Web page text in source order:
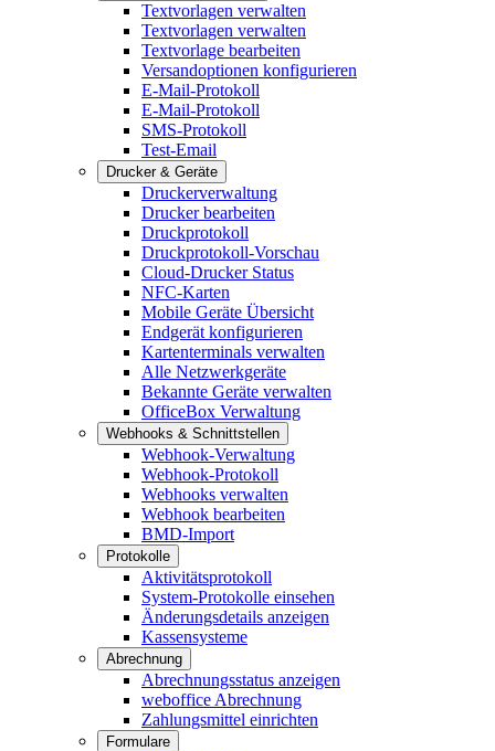
Textvorlagen verwalten
Textvorlagen verwalten
Textvorlage bearbeiten
Versandoptionen konfigurieren
E-Mail-Protokoll
E-Mail-Protokoll
SMS-Protokoll
Test-Email
Drucker & Geräte
Druckerverwaltung
Drucker bearbeiten
Druckprotokoll
Druckprotokoll-Vorschau
Cloud-Drucker Status
NFC-Karten
Mobile Geräte Übersicht
Endgerät konfigurieren
Kartenterminals verwalten
Alle Netzwerkgeräte
Bekannte Geräte verwalten
OfficeBox Verwaltung
Webhooks & Schnittstellen
Webhook-Verwaltung
Webhook-Protokoll
Webhooks verwalten
Webhook bearbeiten
BMD-Import
Protokolle
Aktivitätsprotokoll
System-Protokolle einsehen
Änderungsdetails anzeigen
Kassensysteme
Abrechnung
Abrechnungsstatus anzeigen
weboffice Abrechnung
Zahlungsmittel einrichten
Formulare